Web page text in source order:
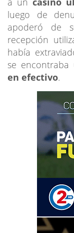
luego de
apoderó de
recepción
había
se
en efectivo.